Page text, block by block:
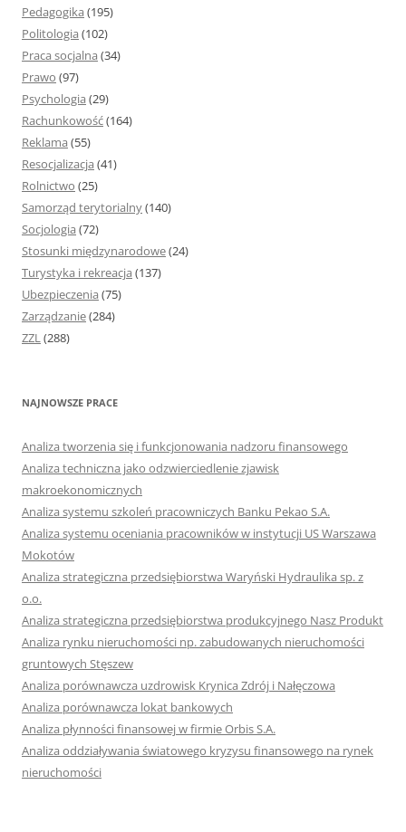
Pedagogika (195)
Politologia (102)
Praca socjalna (34)
Prawo (97)
Psychologia (29)
Rachunkowość(164)
Reklama (55)
Resocjalizacja (41)
Rolnictwo (25)
Samorząd terytorialny(140)
Socjologia (72)
Stosunki międzynarodowe(24)
Turystyka i rekreacja (137)
Ubezpieczenia (75)
Zarządzanie(284)
ZZL(288)
NAJNOWSZE PRACE
Analiza tworzenia się i funkcjonowania nadzoru finansowego
Analiza techniczna jako odzwierciedlenie zjawisk
makroekonomicznych
Analiza systemu szkoleń pracowniczych Banku Pekao S.A.
Analiza systemu oceniania pracowników w instytucji US Warszawa
Mokotów
Analiza strategiczna przedsiębiorstwa Waryński Hydraulika sp. z
o.o.
Analiza strategiczna przedsiębiorstwa produkcyjnego Nasz Produkt
Analiza rynku nieruchomości np. zabudowanych nieruchomości
gruntowych Stęszew
Analiza porównawcza uzdrowisk Krynica Zdrój i Nałęczowa
Analiza porównawcza lokat bankowych
Analiza płynności finansowej w firmie Orbis S.A.
Analiza oddziaływania światowego kryzysu finansowego na rynek
nieruchomości